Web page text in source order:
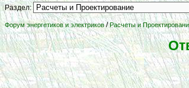
Раздел:
Форум энергетиков и электриков/Расчеты и